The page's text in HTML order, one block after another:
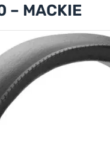
– MACKIE